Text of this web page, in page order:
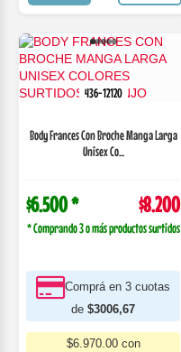
436-12120
Body Frances Con Broche Manga Larga
Unisex Co...
$6.500 * $8.200
* Comprando 3 o más productos surtidos
Comprá en 3 cuotas
de $3006,67
$6.970.00 con